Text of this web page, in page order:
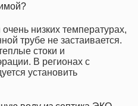
низких температурах,
трубе не застаивается.
стоки и
В регионах с
установить